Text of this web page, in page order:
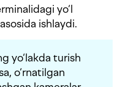
yo‘l
ishlaydi.
yo‘lakda turish
o‘rnatilgan